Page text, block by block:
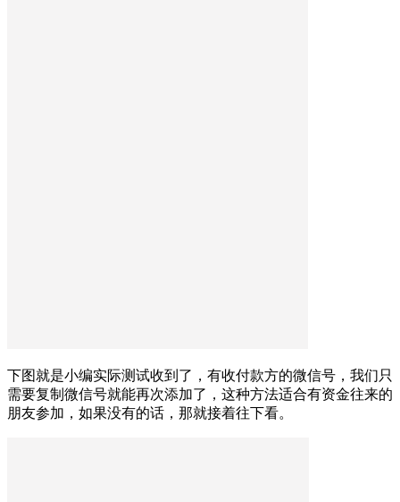
下图就是小编实际测试收到了，有收付款方的微信号，我们只
需要复制微信号就能再次添加了，这种方法适合有资金往来的
朋友参加，如果没有的话，那就接着往下看。